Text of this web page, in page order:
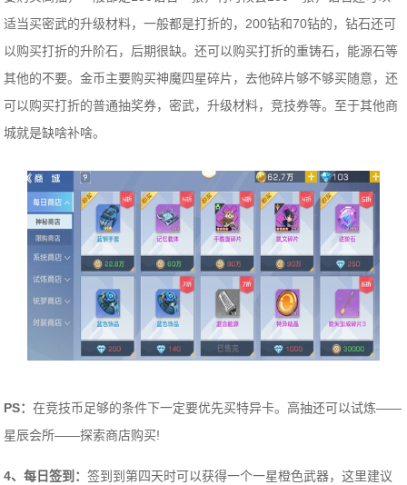
适当买密武的升级材料，一般都是打折的，200钻和70钻的，钻石还可
以购买打折的升阶石，后期很缺。还可以购买打折的重铸石，能源石等
其他的不要。金币主要购买神魔四星碎片，去他碎片够不够买随意，还
可以购买打折的普通抽奖券，密武，升级材料，竞技券等。至于其他商
城就是缺啥补啥。
PS：在竞技币足够的条件下一定要优先买特异卡。高抽还可以试炼——
星辰会所——探索商店购买!
4、每日签到：签到到第四天时可以获得一个一星橙色武器，这里建议